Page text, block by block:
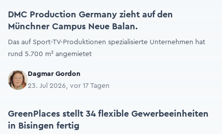
DMC Production Germany zieht auf den
Münchner Campus Neue Balan.
Das auf Sport-TV-Produktionen spezialisierte Unternehmen hat
rund 5.700 m² angemietet
Dagmar Gordon
23. Jul 2026, vor 17 Tagen
GreenPlaces stellt 34 flexible Gewerbeeinheiten
in Bisingen fertig